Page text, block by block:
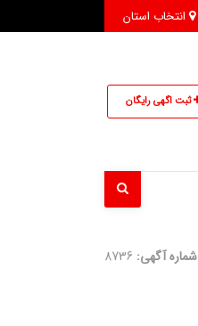
ثبت اگهی رایگان
شماره آگهی: 8736